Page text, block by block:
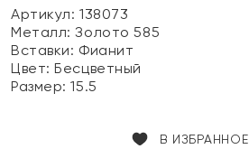
Артикул: 138073
Металл:Золото 585
Вставки: Фианит
Цвет:Бесцветный
Размер:15.5
В ИЗБРАННОЕ